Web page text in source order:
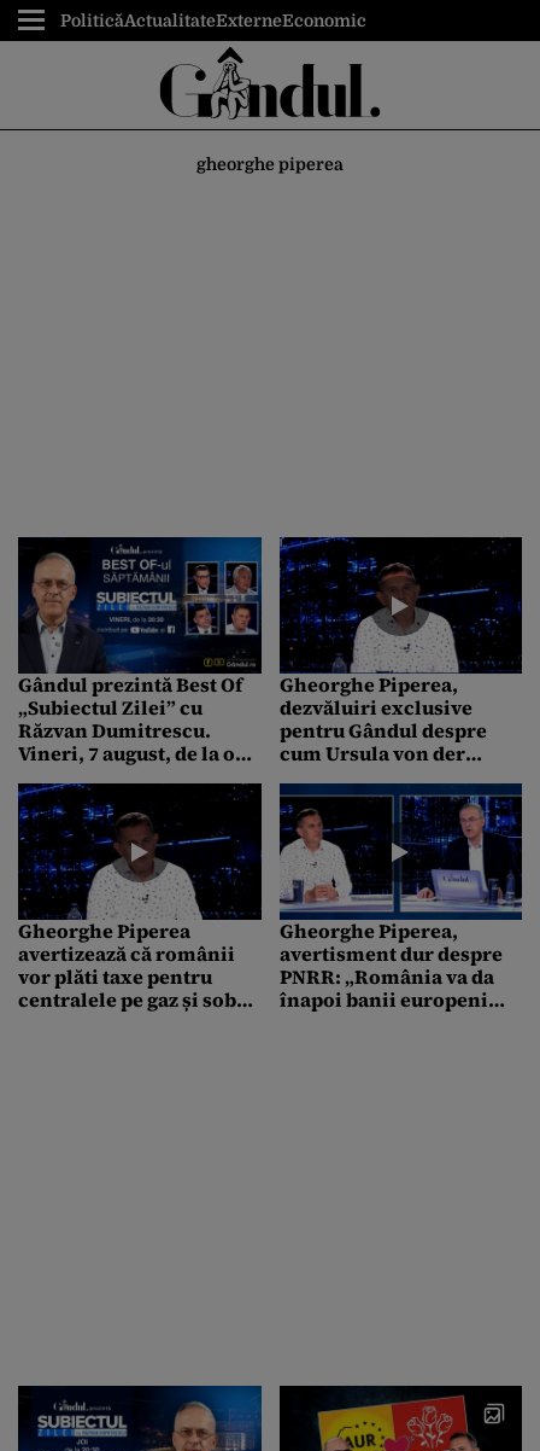
PoliticăActualitateExterneEconomic
gheorghe piperea
Gândul prezintă Best Of
„Subiectul Zilei” cu
Răzvan Dumitrescu.
Vineri, 7 august, de la ora
Gheorghe Piperea,
dezvăluiri exclusive
pentru Gândul despre
cum Ursula von der
Macron și Zelenski
plănuiesc pe Signal să îl
pună „la respect” pe
Trump
Gheorghe Piperea
avertizează că românii
vor plăti taxe pentru
centralele pe gaz și sobe
Gheorghe Piperea,
avertisment dur despre
PNRR: „România va da
înapoi banii europeni